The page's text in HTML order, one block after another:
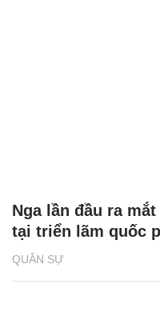
QUÂN SỰ
Nga lần đầu ra
tại triển lãm quốc